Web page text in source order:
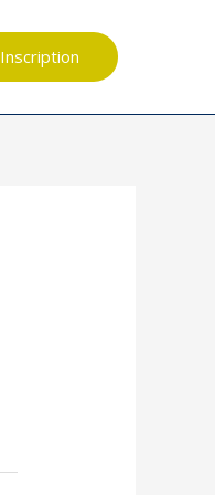
Inscription